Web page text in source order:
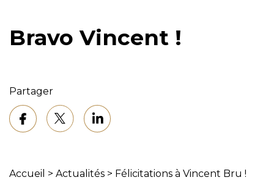
Bravo Vincent !
Partager
Accueil > Actualités > Félicitations à Vincent Bru !